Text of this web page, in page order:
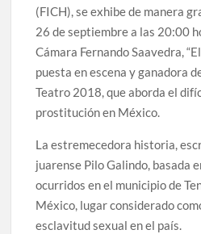
(FICH), se exhibe de manera
26 de septiembre a las 20:00
Cámara Fernando Saavedra,
puesta en escena y ganadora
Teatro 2018, que aborda el
prostitución en México.
La estremecedora historia,
juarense Pilo Galindo, basada
ocurridos en el municipio de
México, lugar considerado
esclavitud sexual en el país.